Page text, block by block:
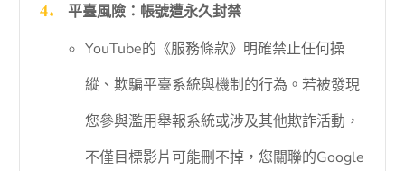
平臺風險：帳號遭永久封禁
YouTube的《服務條款》明確禁止任何操
縱、欺騙平臺系統與機制的行為。若被發現
您參與濫用舉報系統或涉及其他欺詐活動，
不僅目標影片可能刪不掉，您關聯的Google